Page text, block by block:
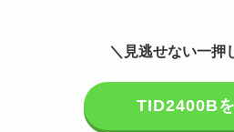
＼見逃せない一押
TID2400B